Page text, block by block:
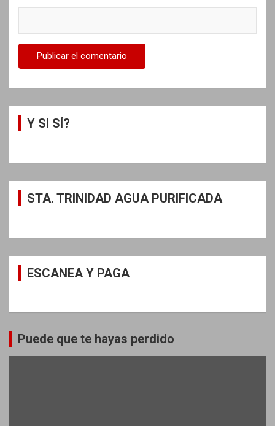
Y SI SÍ?
STA. TRINIDAD AGUA PURIFICADA
ESCANEA Y PAGA
Puede que te hayas perdido